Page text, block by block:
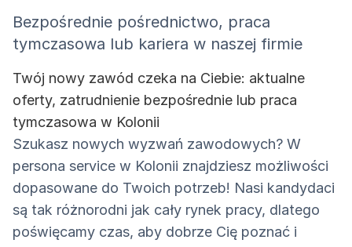
Bezpośrednie pośrednictwo, praca
tymczasowa lub kariera w naszej firmie
Twój nowy zawód czeka na Ciebie: aktualne
oferty, zatrudnienie bezpośrednie lub praca
tymczasowa w Kolonii
Szukasz nowych wyzwań zawodowych? W
persona service w Kolonii znajdziesz możliwości
dopasowane do Twoich potrzeb! Nasi kandydaci
są tak różnorodni jak cały rynek pracy, dlatego
poświęcamy czas, aby dobrze Cię poznać i